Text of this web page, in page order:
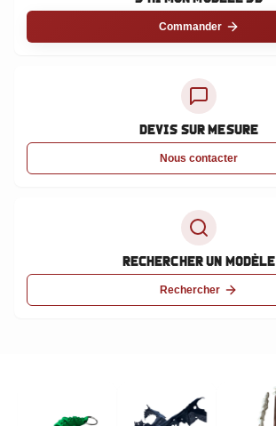
Commander
Devis sur mesure
Nous contacter
Rechercher un modèle
Rechercher